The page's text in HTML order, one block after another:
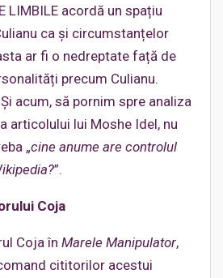
LIMBILE acordă un spațiu
ca și circumstanțelor
ar fi o nedreptate față de
precum Culianu.
acum, să pornim spre analiza
articolului lui Moshe Idel, nu
„cine anume are controlul
”.
Coja
Coja în Marele Manipulator,
cititorilor acestui